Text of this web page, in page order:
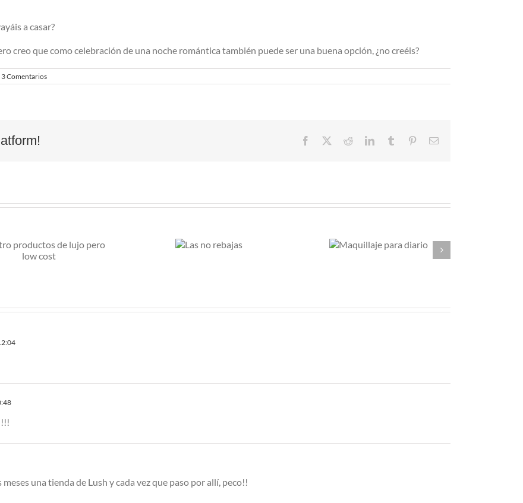
a casar?
creo que como celebración de una noche romántica también puede ser una buena opción, ¿no creéis?
3 Comentarios
Facebook RedditLinkedInTumblr PinterestCorreo
Soy una mujer
de dos piezas
una tienda de Lush y cada vez que paso por allí, peco!!